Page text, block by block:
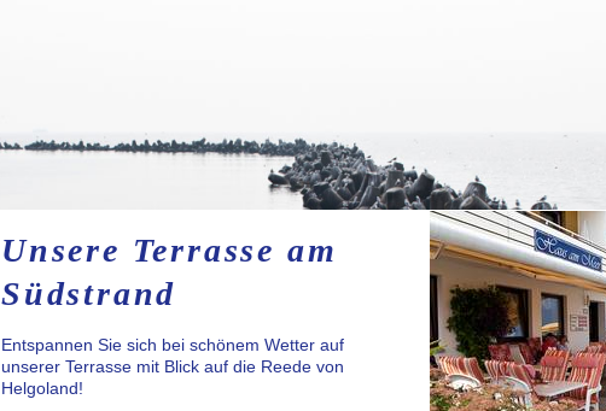
Unsere Terrasse am
Südstrand
Entspannen Sie sich bei schönem Wetter auf
unserer Terrasse mit Blick auf die Reede von
Helgoland!